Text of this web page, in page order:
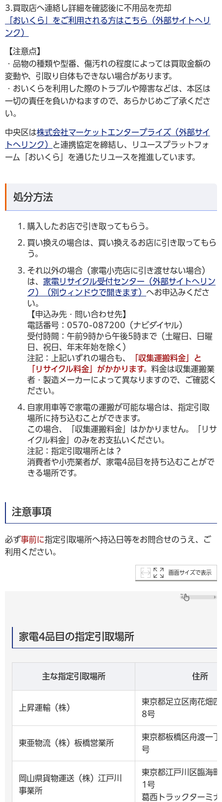
3.買取店へ連絡し詳細を確認後に不用品を売却
「おいくら」をご利用される方はこちら（外部サイトへリ
ンク）
【注意点】
・品物の種類や型番、傷汚れの程度によっては買取金額の
変動や、引取り自体もできない場合があります。
・おいくらを利用した際のトラブルや障害などは、本区は
一切の責任を負いかねますので、あらかじめご了承くださ
い。
中央区は株式会社マーケットエンタープライズ（外部サイ
トへリンク）
と連携協定を締結し、リユースプラットフォ
ーム「おいくら」を通じたリユースを推進しています。
処分方法
購入したお店で引き取ってもらう。
買い換えの場合は、買い換えるお店に引き取ってもら
う。
それ以外の場合（家電小売店に引き渡せない場合）
は、 家電リサイクル受付センター（外部サイトへリン
ク）（別ウィンドウで開きます） へお申込みくださ
い。
【申込み先・問い合わせ先】
電話番号：0570-087200（ナビダイヤル）
受付時間：午前9時から午後5時まで（土曜日、日曜
日、祝日、年末年始を除く）
注記：上記いずれの場合も、
「収集運搬料金」と
「リサイクル料金」がかかります。 料金は収集運搬業
者・製造メーカーによって異なりますので、ご確認く
ださい。
自家用車等で家電の運搬が可能な場合は、指定引取
場所に持ち込むことができます。
この場合、「収集運搬料金」はかかりません。「リサ
イクル料金」のみをお支払いください。
注記：指定引取場所とは？
消費者や小売業者が、家電4品目を持ち込むことがで
きる場所です。
注意事項
必ず事前に指定引取場所へ持込日等をお問合せのうえ、ご
利用ください。
画面サイズで表示
家電4品目の指定引取場所
主な指定引取場所 住所
上昇運輸（株）
東京都足立区南花畑
8号
東亜物流（株）板橋営業所
東京都板橋区舟渡一
号
岡山県貨物運送（株）江戸川
事業所
東京都江戸川区臨海
1号
葛西トラックターミ